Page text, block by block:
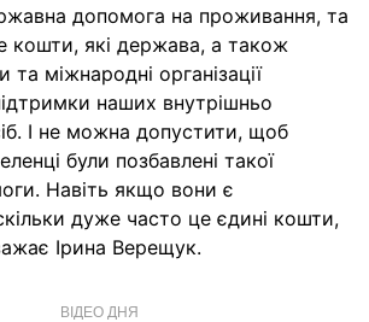
допомога на проживання, та
кошти, які держава, а також
та міжнародні організації
наших внутрішньо
І не можна допустити, щоб
були позбавлені такої
Навіть якщо вони є
дуже часто це єдині кошти,
Ірина Верещук.
ВІДЕО ДНЯ